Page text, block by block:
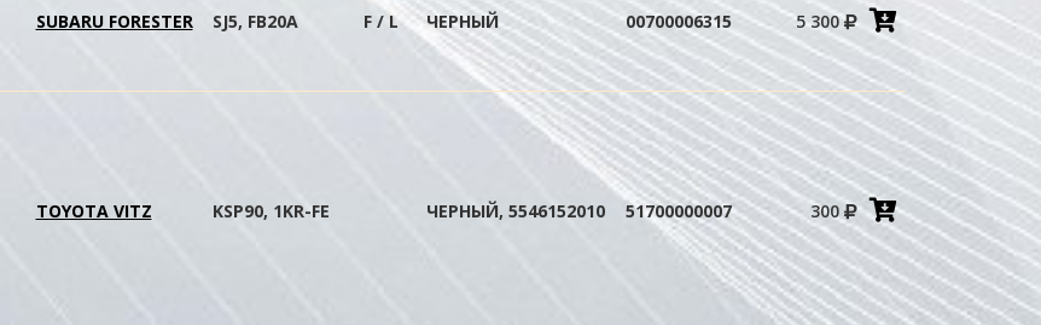
SUBARU FORESTER SJ5, FB20A F / L ЧЕРНЫЙ 00700006315 5 300 Добавить
в
корзину
TOYOTA VITZ KSP90, 1KR-FE ЧЕРНЫЙ, 5546152010 51700000007 300 Добавить
в
корзину